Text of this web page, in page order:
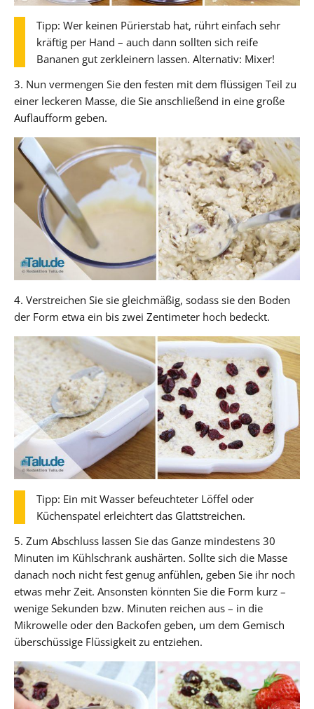
Tipp: Wer keinen Pürierstab hat, rührt einfach sehr
kräftig per Hand – auch dann sollten sich reife
Bananen gut zerkleinern lassen. Alternativ: Mixer!
3. Nun vermengen Sie den festen mit dem flüssigen Teil zu
einer leckeren Masse, die Sie anschließend in eine große
Auflaufform geben.
4. Verstreichen Sie sie gleichmäßig, sodass sie den Boden
der Form etwa ein bis zwei Zentimeter hoch bedeckt.
Tipp: Ein mit Wasser befeuchteter Löffel oder
Küchenspatel erleichtert das Glattstreichen.
5. Zum Abschluss lassen Sie das Ganze mindestens 30
Minuten im Kühlschrank aushärten. Sollte sich die Masse
danach noch nicht fest genug anfühlen, geben Sie ihr noch
etwas mehr Zeit. Ansonsten könnten Sie die Form kurz –
wenige Sekunden bzw. Minuten reichen aus – in die
Mikrowelle oder den Backofen geben, um dem Gemisch
überschüssige Flüssigkeit zu entziehen.